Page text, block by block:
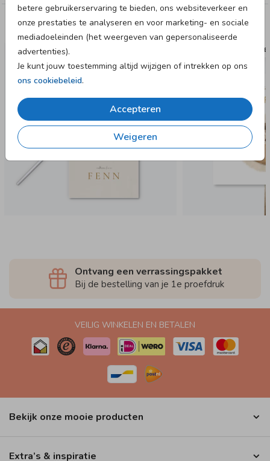
betere gebruikerservaring te bieden, ons websiteverkeer en
onze prestaties te analyseren en voor marketing- en sociale
mediadoeleinden (het weergeven van gepersonaliseerde
advertenties).
Je kunt jouw toestemming altijd wijzigen of intrekken op ons
ons cookiebeleid.
Accepteren
Weigeren
Deze designs vind je misschien ook leuk
Ontvang een verrassingspakket
Bij de bestelling van je 1e proefdruk
VEILIG WINKELEN EN BETALEN
Bekijk onze mooie producten
Extra’s & inspiratie